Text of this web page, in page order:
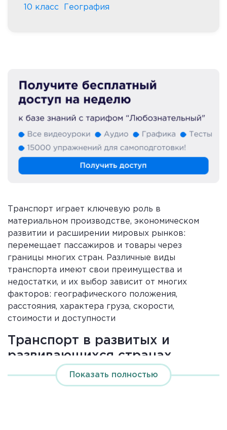
10 класс
География
Транспорт играет ключевую роль в
материальном производстве, экономическом
развитии и расширении мировых рынков:
перемещает пассажиров и товары через
границы многих стран. Различные виды
транспорта имеют свои преимущества и
недостатки, и их выбор зависит от многих
факторов: географического положения,
расстояния, характера груза, скорости,
стоимости и доступности
Транспорт в развитых и
развивающихся странах
Глядя на мировую транспортную систему, можно
выделить две группы стран и регионов.
Показать полностью